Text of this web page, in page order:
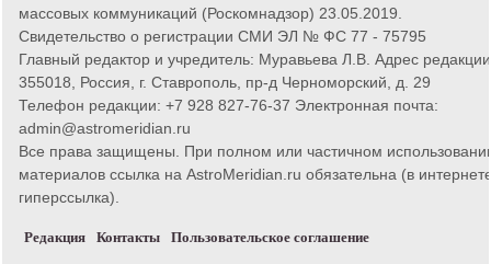
массовых коммуникаций (Роскомнадзор) 23.05.2019.
Свидетельство о регистрации СМИ ЭЛ № ФС 77 - 75795
Главный редактор и учредитель: Муравьева Л.В. Адрес
355018, Россия, г. Ставрополь, пр-д Черноморский, д. 29
Телефон редакции: +7 928 827-76-37 Электронная почта:
admin@astromeridian.ru
Все права защищены. При полном или частичном
материалов ссылка на AstroMeridian.ru обязательна (в
гиперссылка).
Редакция Контакты Пользовательское соглашение